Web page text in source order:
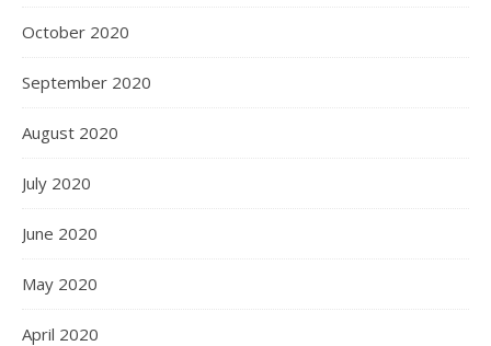
October 2020
September 2020
August 2020
July 2020
June 2020
May 2020
April 2020